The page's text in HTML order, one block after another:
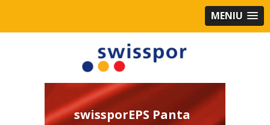
MENIU
swissporEPS Panta